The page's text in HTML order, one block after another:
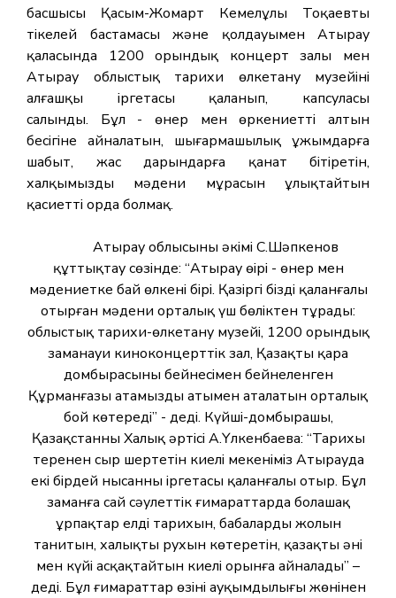
басшысы Қасым-Жомарт Кемелұлы Тоқаевтың
тікелей бастамасы және қолдауымен Атырау
қаласында 1200 орындық концерт залы мен
Атырау облыстық тарихи өлкетану музейінің
алғашқы іргетасы қаланып, капсуласы
салынды. Бұл - өнер мен өркениеттің алтын
бесігіне айналатын, шығармашылық ұжымдарға
шабыт, жас дарындарға қанат бітіретін,
халқымыздың мәдени мұрасын ұлықтайтын
қасиетті орда болмақ.
Атырау облысының әкімі С.Шәпкенов
құттықтау сөзінде: “Атырау өңірі - өнер мен
мәдениетке бай өлкенің бірі. Қазіргі біздің қаланғалы
отырған мәдени орталық үш бөліктен тұрады:
облыстық тарихи-өлкетану музейі, 1200 орындық
заманауи киноконцерттік зал, Қазақтың қара
домбырасының бейнесімен бейнеленген
Құрманғазы атамыздың атымен аталатын орталық
бой көтереді” - деді. Күйші-домбырашы,
Қазақстанның Халық әртісі А.Үлкенбаева: “Тарихы
тереңнен сыр шертетін киелі мекеніміз Атырауда
екі бірдей нысанның іргетасы қаланғалы отыр. Бұл
заманға сай сәулеттік ғимараттарда болашақ
ұрпақтар елдің тарихын, бабалардың жолын
танитын, халықтың рухын көтеретін, қазақтың әні
мен күйі асқақтайтын киелі орынға айналады” –
деді. Бұл ғимараттар өзінің ауқымдылығы жөнінен